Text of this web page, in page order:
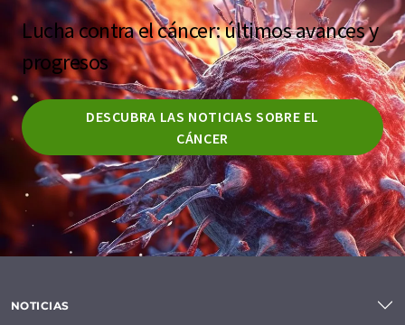
Lucha contra el cáncer: últimos avances y
progresos
DESCUBRA LAS NOTICIAS SOBRE EL
CÁNCER
NOTICIAS